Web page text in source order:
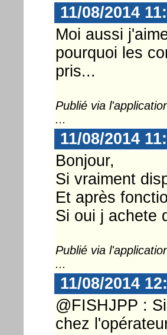
11/08/2014
Moi aussi
pourquoi les
pris...
Publié via
...
11/08/2014
Bonjour,
Si vraiment
Et après
Si oui j achete
Publié via
...
11/08/2014
@FISHJPP :
chez